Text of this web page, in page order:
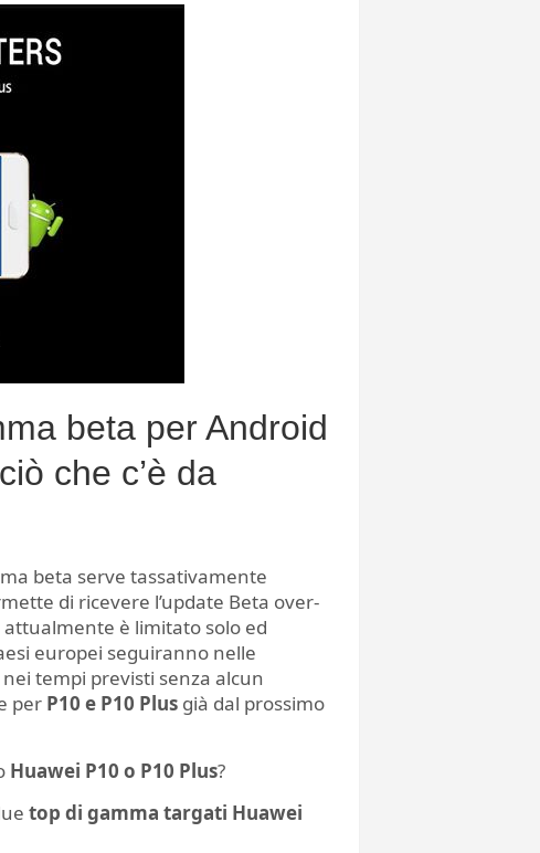
beta per Android
che c’è da
beta serve tassativamente
di ricevere l’update Beta over-
attualmente è limitato solo ed
europei seguiranno nelle
tempi previsti senza alcun
per P10 e P10 Plus già dal prossimo
Huawei P10 o P10 Plus?
top di gamma targati Huawei